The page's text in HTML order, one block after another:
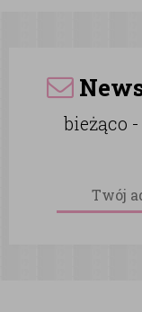
bieżąco